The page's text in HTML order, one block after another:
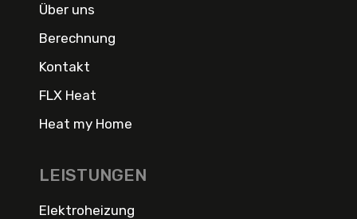
Über uns
Berechnung
Kontakt
FLX Heat
Heat my Home
LEISTUNGEN
Elektroheizung